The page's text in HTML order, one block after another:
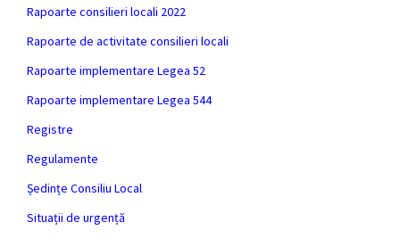
Rapoarte consilieri locali 2022
Rapoarte de activitate consilieri locali
Rapoarte implementare Legea 52
Rapoarte implementare Legea 544
Registre
Regulamente
Ședințe Consiliu Local
Situații de urgență